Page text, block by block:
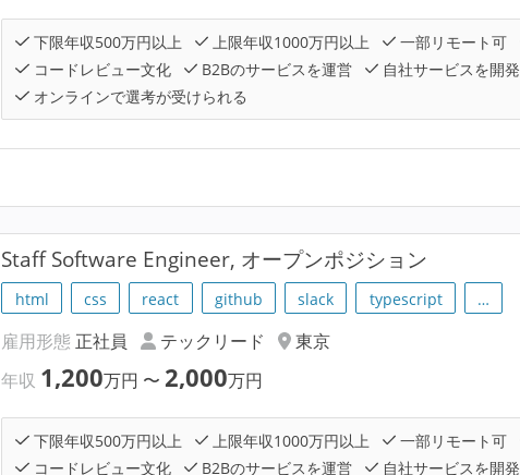
下限年収500万円以上 上限年収1000万円以上 一部リモート可
コードレビュー文化
B2Bのサービスを運営 自社サービスを開発
オンラインで選考が受けられる
Staff Software Engineer, オープンポジション
html css react github slack typescript …
雇用形態 正社員 テックリード
東京
年収 1,200万円 〜2,000万円
下限年収500万円以上 上限年収1000万円以上 一部リモート可
コードレビュー文化
B2Bのサービスを運営 自社サービスを開発